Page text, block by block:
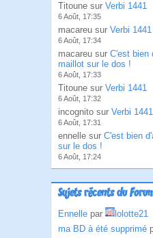
Titoune sur Verbi 1441
6 Août, 17:35
macareu sur Verbi 1441
6 Août, 17:34
macareu sur C'est bien
maillot sur le dos !
6 Août, 17:33
Titoune sur Verbi 1441
6 Août, 17:32
incognito sur Verbi 1441
6 Août, 17:31
ennelle sur C'est bien
sur le dos !
6 Août, 17:24
Sujets récents du
Ennelle par
lolotte21
ma BD à été supprimé